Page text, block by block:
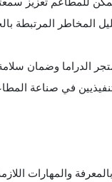
متجر الدراما وضمان
في صناعة
والمهارات